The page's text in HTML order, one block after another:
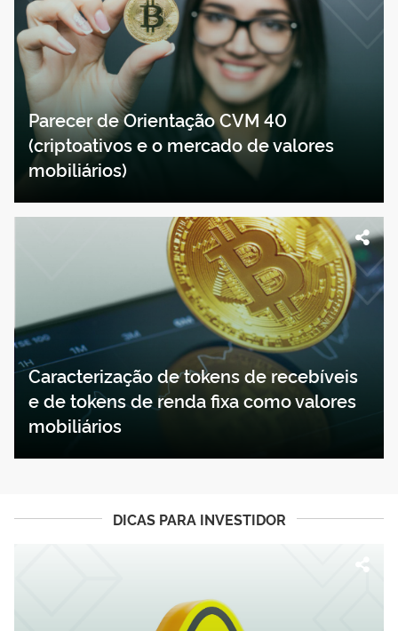
Parecer de Orientação CVM 40
(criptoativos e o mercado de valores
mobiliários)
Caracterização de tokens de recebíveis
e de tokens de renda fixa como valores
mobiliários
DICAS PARA INVESTIDOR